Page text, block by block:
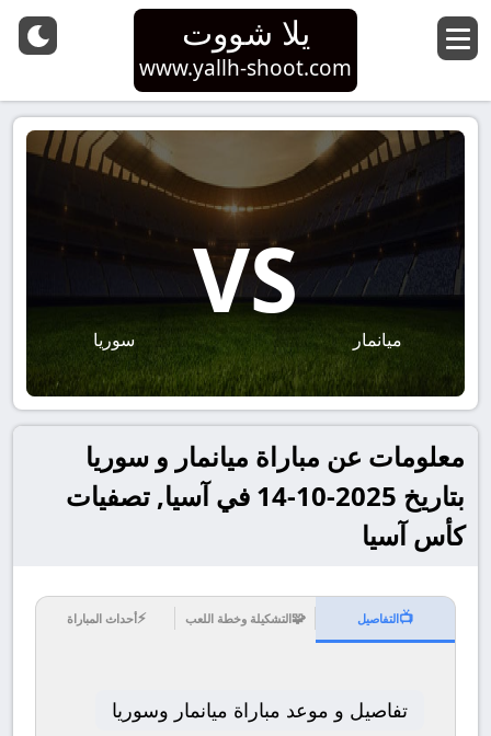
يلا شووت
www.yallh-shoot.com
ميانمار
VS
سوريا
معلومات عن مباراة ميانمار و سوريا
بتاريخ 2025-10-14 في آسيا, تصفيات
كأس آسيا
📺التفاصيل 🧩التشكيلة وخطة اللعب ⚡أحداث المباراة
تفاصيل و موعد مباراة ميانمار وسوريا